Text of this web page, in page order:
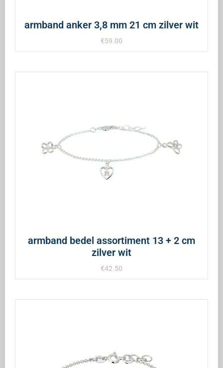
armband anker 3,8 mm 21 cm zilver wit
€59.00
armband bedel assortiment 13 + 2 cm
zilver wit
€42.50